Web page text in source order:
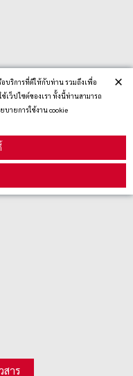
บริการที่ดีให้กับท่าน รวมถึงเพื่อ
ว็ปไซต์ของเรา ทั้งนี้ท่านสามารถ
ายการใช้งาน cookie
×
สาร